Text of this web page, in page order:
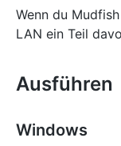
Wenn du
LAN ein Teil
Ausführen
Windows